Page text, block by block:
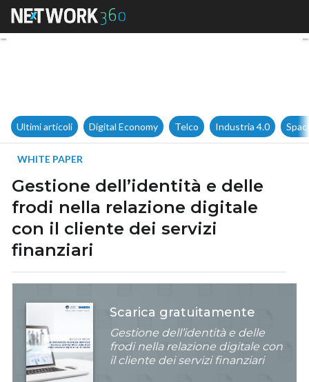
Gestione dell’identità e
Ultimi articoli Digital Economy Telco Industria 4.0
WHITE PAPER
Gestione dell’identità e delle
frodi nella relazione digitale
con il cliente dei servizi
finanziari
Scarica gratuitamente
Gestione dell’identità e delle
frodi nella relazione digitale con
il cliente dei servizi finanziari